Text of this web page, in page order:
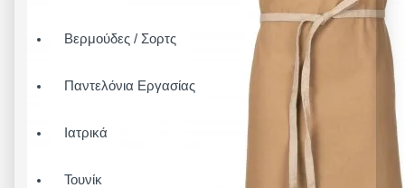
Βερμούδες / Σορτς
Παντελόνια Εργασίας
Ιατρικά
Τουνίκ